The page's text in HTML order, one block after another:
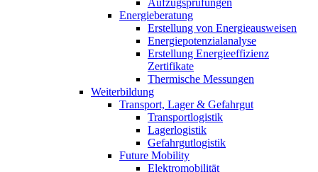
Energieberatung
Erstellung von Energieausweisen
Energiepotenzialanalyse
Erstellung Energieeffizienz
Zertifikate
Thermische Messungen
Weiterbildung
Transport, Lager & Gefahrgut
Transportlogistik
Lagerlogistik
Gefahrgutlogistik
Future Mobility
Elektromobilität